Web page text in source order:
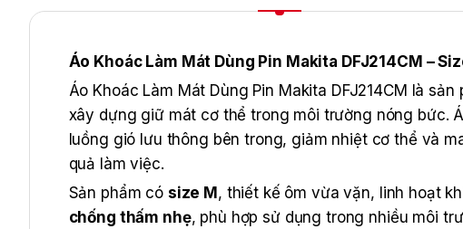
Áo Khoác Làm Mát Dùng Pin Makita DFJ214CM –
Áo Khoác Làm Mát Dùng Pin Makita DFJ214CM là
xây dựng giữ mát cơ thể trong môi trường nóng bức.
luồng gió lưu thông bên trong, giảm nhiệt cơ thể và
quả làm việc.
Sản phẩm có size M , thiết kế ôm vừa vặn, linh hoạt
chống thấm nhẹ, phù hợp sử dụng trong nhiều môi